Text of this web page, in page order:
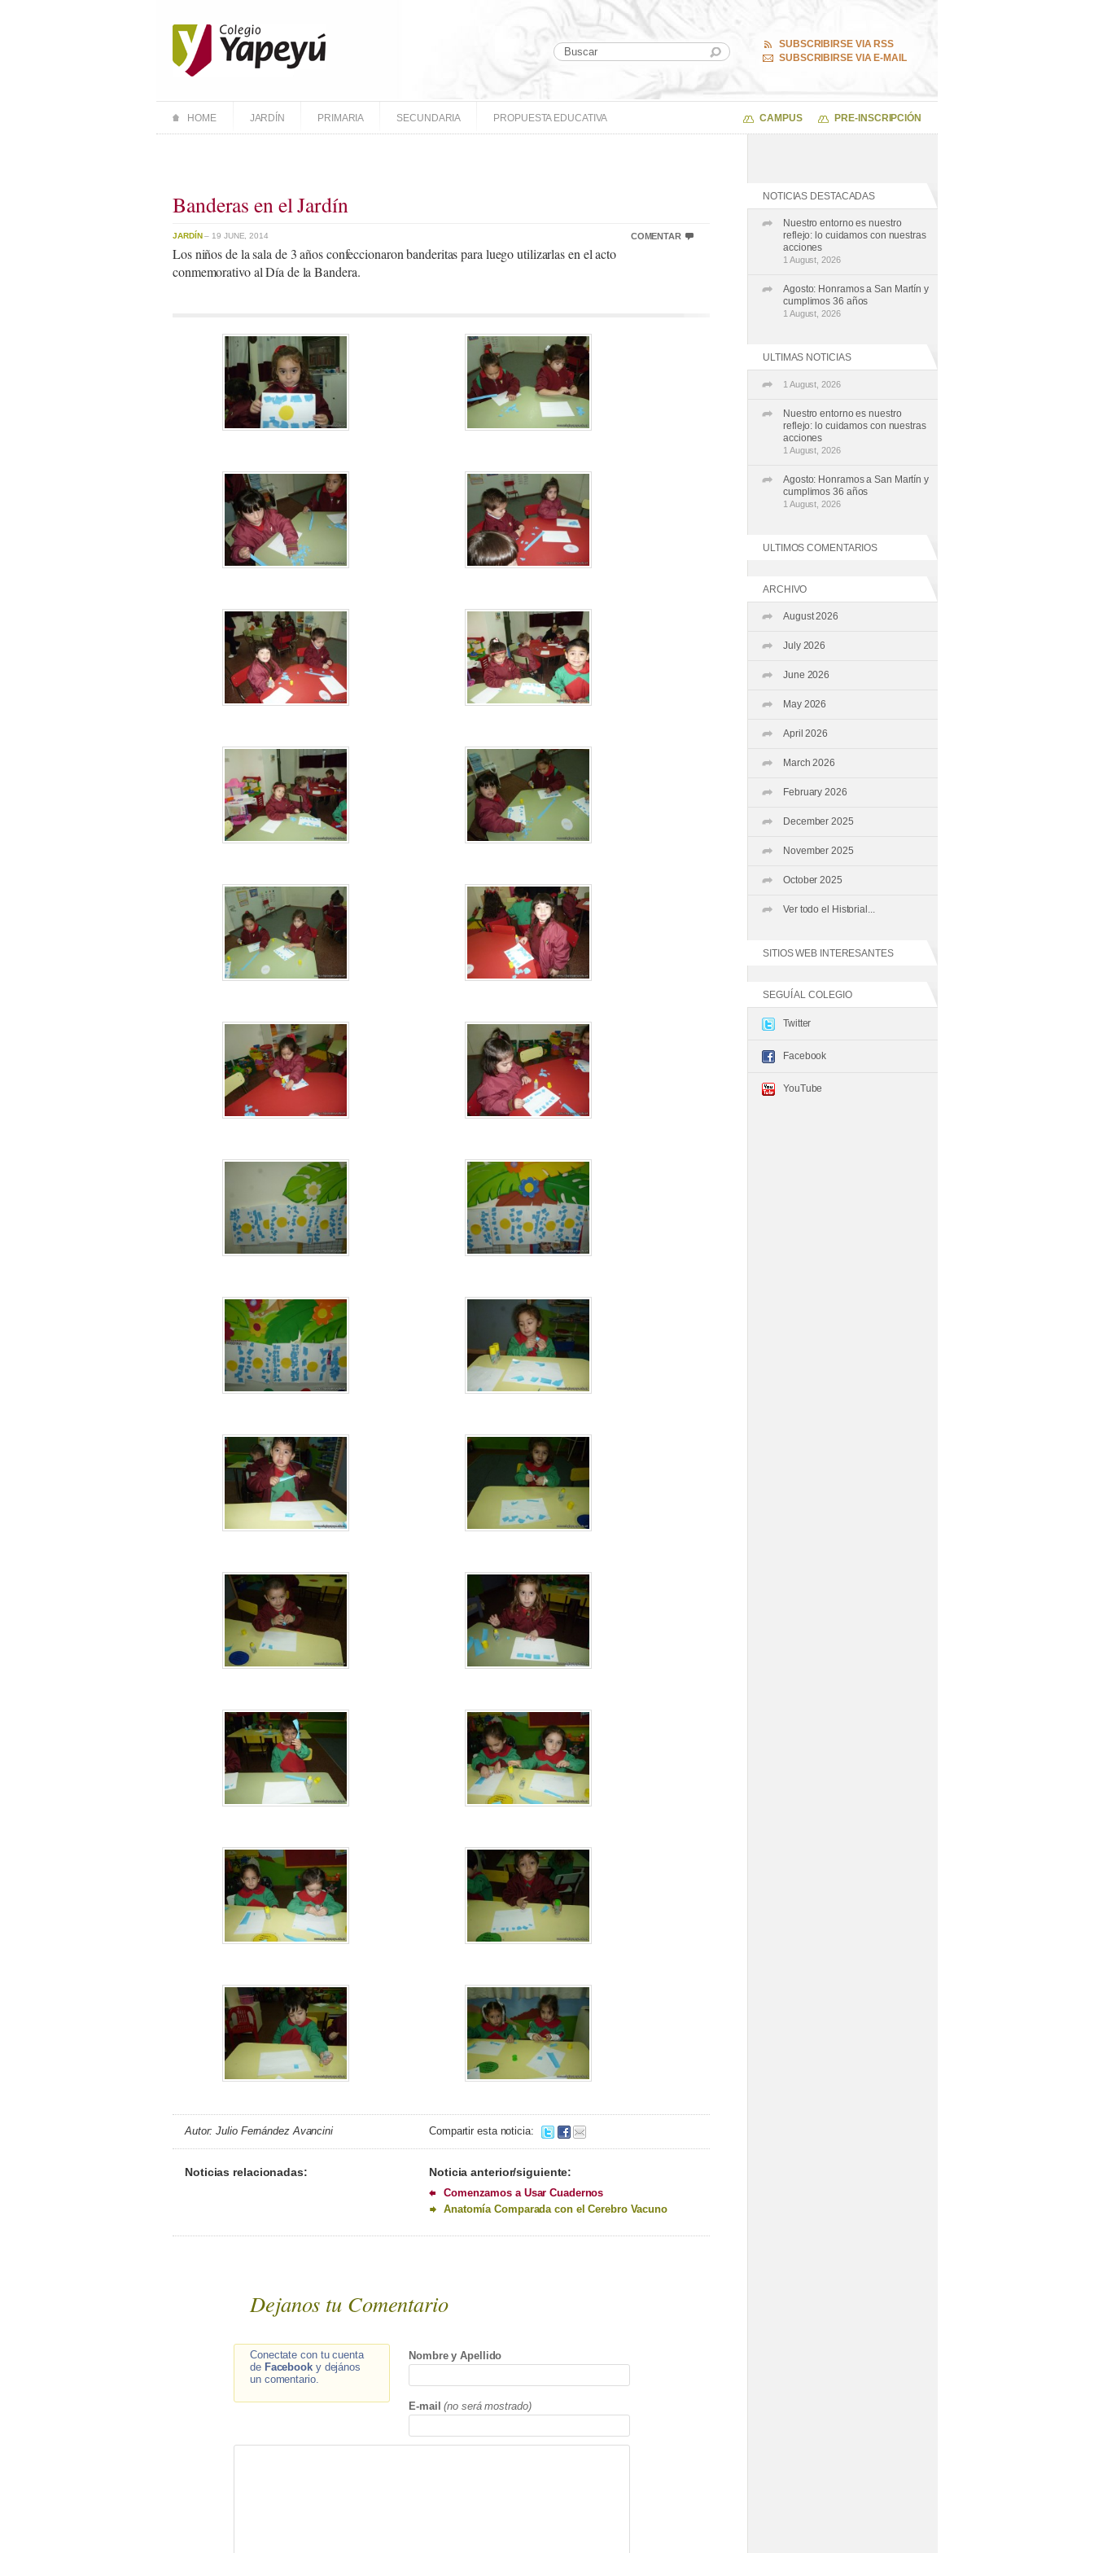
SUBSCRIBIRSE VIA RSS
SUBSCRIBIRSE VIA E-MAIL
HOME JARDÍN PRIMARIA SECUNDARIA PROPUESTA EDUCATIVA CAMPUS PRE-INSCRIPCIÓN
Banderas en el Jardín
JARDÍN– 19 JUNE, 2014 COMENTAR
Los niños de la sala de 3 años confeccionaron banderitas para luego utilizarlas en el acto
conmemorativo al Día de la Bandera.
Autor: Julio Fernández Avancini Compartir esta noticia:
Noticias relacionadas: Noticia anterior/siguiente:
Comenzamos a Usar Cuadernos
Anatomía Comparada con el Cerebro Vacuno
Dejanos tu Comentario
Conectate con tu cuenta
de Facebooky dejános
un comentario.
Nombre y Apellido
E-mail (no será mostrado)
NOTICIAS DESTACADAS
Nuestro entorno es nuestro
reflejo: lo cuidamos con nuestras
acciones
1 August, 2026
Agosto: Honramos a San Martín y
cumplimos 36 años
1 August, 2026
ULTIMAS NOTICIAS
1 August, 2026
Nuestro entorno es nuestro
reflejo: lo cuidamos con nuestras
acciones
1 August, 2026
Agosto: Honramos a San Martín y
cumplimos 36 años
1 August, 2026
ULTIMOS COMENTARIOS
ARCHIVO
August 2026
July 2026
June 2026
May 2026
April 2026
March 2026
February 2026
December 2025
November 2025
October 2025
Ver todo el Historial...
SITIOS WEB INTERESANTES
SEGUÍ AL COLEGIO
Twitter
Facebook
YouTube